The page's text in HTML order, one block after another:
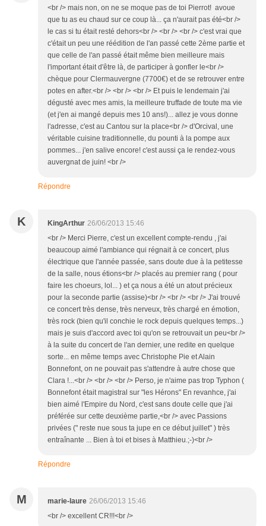
<br /> mais non, on ne se moque pas de toi Pierrot! avoue
que tu as eu chaud sur ce coup là... ça n'aurait pas été<br />
le cas si tu était resté dehors<br /> <br /> <br /> c'est vrai que
c'était un peu une réédition de l'an passé cette 2ème partie et
que celle de l'an passé était même bien meilleure mais
l'important était d'être là, de participer à gonfler le<br />
chèque pour Clermauvergne (7700€) et de se retrouver entre
potes en after.<br /> <br /> <br /> Et puis le lendemain j'ai
dégusté avec mes amis, la meilleure truffade de toute ma vie
(et j'en ai mangé depuis mes 10 ans!)... allez je vous donne
l'adresse, c'est au Cantou sur la place<br /> d'Orcival, une
véritable cuisine traditionnelle, du pounti à la pompe aux
pommes... j'en salive encore! c'est aussi ça le rendez-vous
auvergnat de juin! <br />
Répondre
K KingArthur 26/06/2013 15:46
<br /> Merci Pierre, c'est un excellent compte-rendu , j'ai
beaucoup aimé l'ambiance qui régnait à ce concert, plus
électrique que l'année passée, sans doute due à la petitesse
de la salle, nous étions<br /> placés au premier rang ( pour
faire les choeurs, lol... ) et ça nous a été un atout précieux
pour la seconde partie (assise)<br /> <br /> <br /> J'ai trouvé
ce concert très dense, très nerveux, très chargé en émotion,
très rock (bien qu'il conchie le rock depuis quelques temps...)
mais je suis d'accord avec toi qu'on se retrouvait un peu<br />
à la suite du concert de l'an dernier, une redite en quelque
sorte... en même temps avec Christophe Pie et Alain
Bonnefont, on ne pouvait pas s'attendre à autre chose que
Clara !...<br /> <br /> <br /> Perso, je n'aime pas trop Typhon (
Bonnefont était magistral sur "les Hérons" En revanhce, j'ai
bien aimé l'Empire du Nord, c'est sans doute celle que j'ai
préférée sur cette deuxième partie,<br /> avec Passions
privées (" reste nue sous ta jupe en ce début juillet" ) très
entraînante ... Bien à toi et bises à Matthieu.;-)<br />
Répondre
M marie-laure 26/06/2013 15:46
<br /> excellent CR!!!<br />